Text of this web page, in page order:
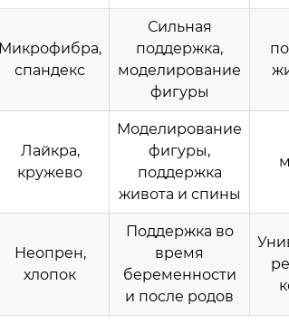
Микрофибра,
спандекс
Сильная
поддержка,
моделирование
фигуры
Лайкра,
кружево
Моделирование
фигуры,
поддержка
живота и спины
Неопрен,
хлопок
Поддержка во
время
беременности
и после родов